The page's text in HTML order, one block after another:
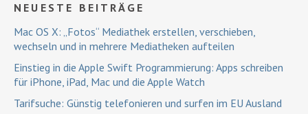
NEUESTE BEITRÄGE
Mac OS X: „Fotos“ Mediathek erstellen, verschieben,
wechseln und in mehrere Mediatheken aufteilen
Einstieg in die Apple Swift Programmierung: Apps schreiben
für iPhone, iPad, Mac und die Apple Watch
Tarifsuche: Günstig telefonieren und surfen im EU Ausland